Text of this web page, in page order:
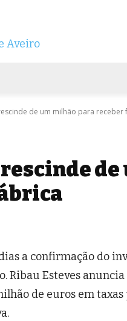
de um milhão para receber
a confirmação do
Ribau Esteves
de euros em